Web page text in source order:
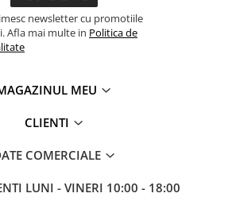
de masura
newsletter cu promotiile
Afla mai multe in Politica de
MEU
CLIENTI
COMERCIALE
LUNI - VINERI 10:00 - 18:00